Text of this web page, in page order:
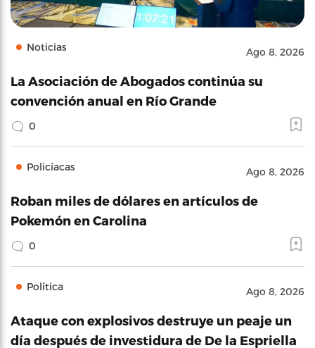
Noticias Ago 8, 2026
La Asociación de Abogados continúa su
convención anual en Río Grande
0
Policíacas Ago 8, 2026
Roban miles de dólares en artículos de
Pokemón en Carolina
0
Política Ago 8, 2026
Ataque con explosivos destruye un peaje un
día después de investidura de De la Espriella